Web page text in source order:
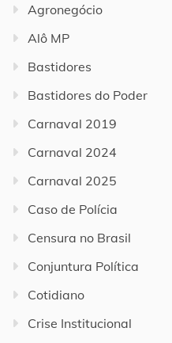
Agronegócio
Alô MP
Bastidores
Bastidores do Poder
Carnaval 2019
Carnaval 2024
Carnaval 2025
Caso de Polícia
Censura no Brasil
Conjuntura Política
Cotidiano
Crise Institucional